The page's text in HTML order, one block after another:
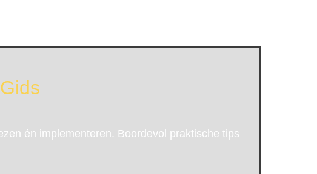
én implementeren. Boordevol praktische tips